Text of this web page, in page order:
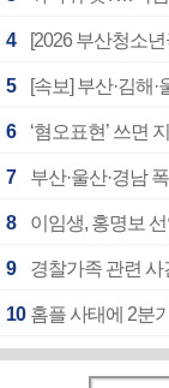
4
5 [속보] 부산·김해
6 ‘혐오표현’ 쓰면
7 부산·울산·경남
8 이임생, 홍명보
9 경찰가족 관련
10 홈플 사태에 2분